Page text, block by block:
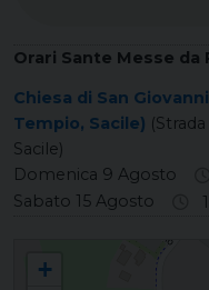
Orari Sante Messe da
Chiesa di San
Tempio, Sacile)
Sacile)
Domenica 9 Agosto
Sabato 15 Agosto
SAN GIOVANNI DEL TEMPIO
+